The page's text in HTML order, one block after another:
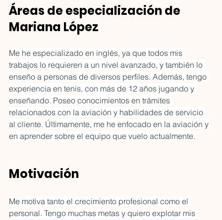
conversación cultural de la
CDMX y conecta miradas
entre México y Nueva York.
Áreas de especialización de
Mariana López
Me he especializado en inglés, ya que todos mis
trabajos lo requieren a un nivel avanzado, y también lo
enseño a personas de diversos perfiles. Además, tengo
experiencia en tenis, con más de 12 años jugando y
enseñando. Poseo conocimientos en trámites
relacionados con la aviación y habilidades de servicio
al cliente. Últimamente, me he enfocado en la aviación y
en aprender sobre el equipo que vuelo actualmente.
Motivación
Me motiva tanto el crecimiento profesional como el
personal. Tengo muchas metas y quiero explotar mis